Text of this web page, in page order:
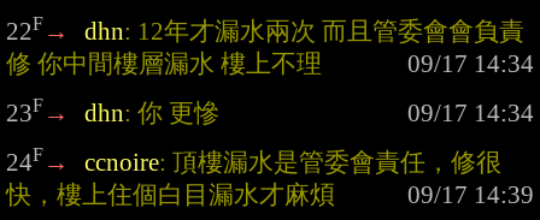
22F → dhn: 12年才漏水兩次 而且管委會會負責
修 你中間樓層漏水 樓上不理
23F → dhn: 你 更慘
24F → ccnoire: 頂樓漏水是管委會責任，修很
快，樓上住個白目漏水才麻煩